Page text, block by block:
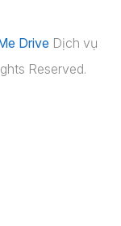
Drive Dịch vụ
Reserved.